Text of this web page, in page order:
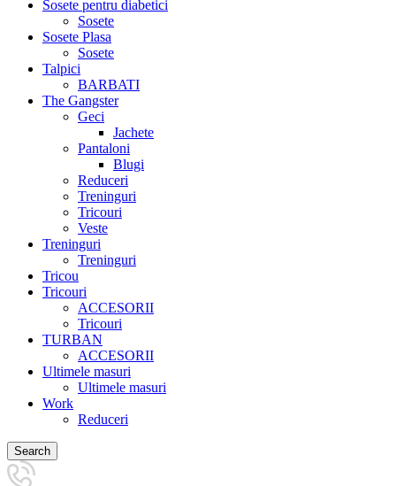
Sosete pentru diabetici
Sosete
Sosete Plasa
Sosete
Talpici
BARBATI
The Gangster
Geci
Jachete
Pantaloni
Blugi
Reduceri
Treninguri
Tricouri
Veste
Treninguri
Treninguri
Tricou
Tricouri
ACCESORII
Tricouri
TURBAN
ACCESORII
Ultimele masuri
Ultimele masuri
Work
Reduceri
Search